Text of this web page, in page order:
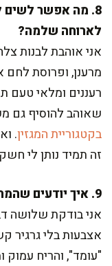
8. מה אפשר לשים
לארוחה שלמה?
אני אוהבת לבנות
מרענן, ופרוסת לחם
רעננים ומלאי טעם
שאוהב להוסיף גם
בקטגוריית המגזין.
זה תמיד נותן לי
9. איך יודעים שהמרק מוכן בדיוק במרקם הנכון?
אני בודקת שלושה
אצבעות בלי גרגיר
"עומד", והריח עמוק